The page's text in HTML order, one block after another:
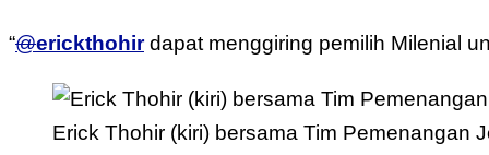
“@erickthohirdapat menggiring pemilih Milenial
Erick Thohir (kiri) bersama Tim Pemenangan